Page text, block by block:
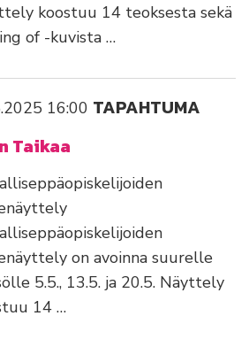
koostuu 14 teoksesta sekä
of -kuvista …
16:00 TAPAHTUMA
Taikaa
on avoinna suurelle
5.5., 13.5. ja 20.5. Näyttely
14 …